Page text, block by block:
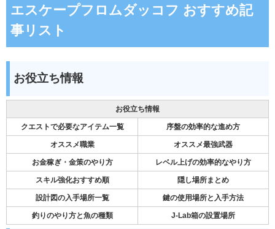
エスケープフロムダッコフ おすすめ記
事リスト
お役立ち情報
お役立ち情報
クエストで必要なアイテム一覧 序盤の効率的な進め方
オススメ職業 オススメ最強武器
お金稼ぎ・金策のやり方 レベル上げの効率的なやり方
スキル強化おすすめ順 隠し場所まとめ
設計図の入手場所一覧 鍵の使用場所と入手方法
釣りのやり方と魚の種類 J-Lab箱の設置場所